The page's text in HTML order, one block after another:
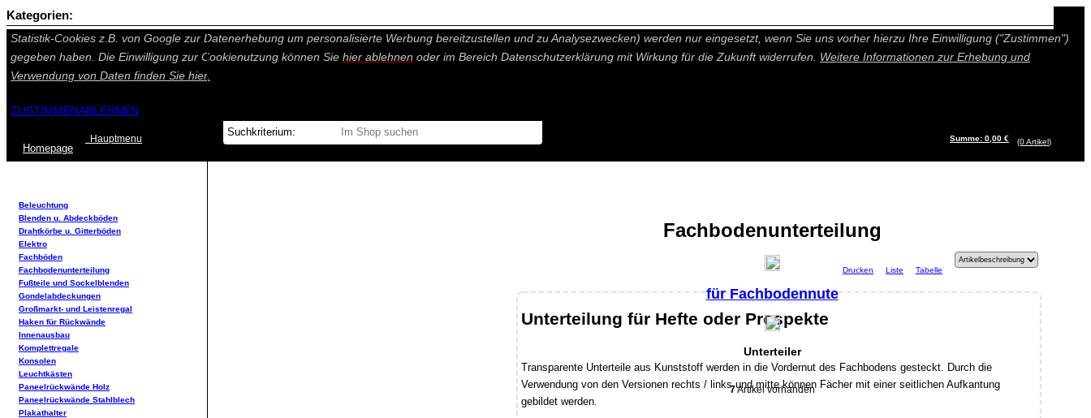
Auf dieser Seite werden technisch notwendige Cookies gesetzt. Technisch nicht notwendige Cookies und Statistik Funktionen, die Ihnen ein besseres und individuelleres Angebot bieten (Marketing- und
Statistik-Cookies z.B. von Google zur Datenerhebung um personalisierte Werbung bereitzustellen und zu Analysezwecken) werden nur eingesetzt, wenn Sie uns vorher hierzu Ihre Einwilligung ("Zustimmen")
gegeben haben. Die Einwilligung zur Cookienutzung können Sie hier ablehnen oder im Bereich Datenschutzerklärung mit Wirkung für die Zukunft widerrufen. Weitere Informationen zur Erhebung und
Verwendung von Daten finden Sie hier.
ZUSTIMMENABLEHNEN
Homepage
Hauptmenu Summe: 0,00 € (0Artikel)
Fachbodenunterteilung
für Fachbodennute
Unterteiler
7Artikel vorhanden
Drucken Liste Tabelle
Unterteilung für Hefte oder Prospekte
Transparente Unterteile aus Kunststoff werden in die Vordernut des Fachbodens gesteckt. Durch die
Verwendung von den Versionen rechts / links und mitte können Fächer mit einer seitlichen Aufkantung
gebildet werden.
Kategorien:
Beleuchtung
Blenden u. Abdeckböden
Drahtkörbe u. Gitterböden
Elektro
Fachböden
Fachbodenunterteilung
Fußteile und Sockelblenden
Gondelabdeckungen
Großmarkt- und Leistenregal
Haken für Rückwände
Innenausbau
Komplettregale
Konsolen
Leuchtkästen
Paneelrückwände Holz
Paneelrückwände Stahlblech
Plakathalter